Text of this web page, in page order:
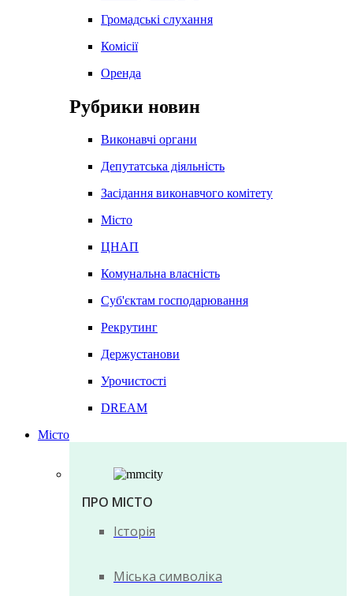
Громадські слухання
Комісії
Оренда
Рубрики новин
Виконавчі органи
Депутатська діяльність
Засідання виконавчого комітету
Місто
ЦНАП
Комунальна власність
Суб'єктам господарювання
Рекрутинг
Держустанови
Урочистості
DREAM
Місто
ПРО МІСТО
Історія
Міська символіка